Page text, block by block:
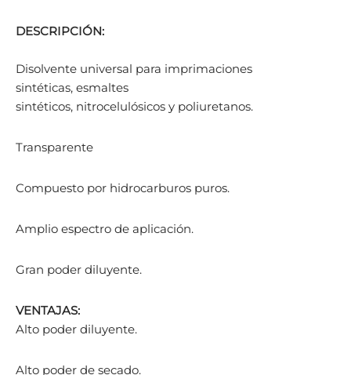
DESCRIPCIÓN:
Disolvente universal para imprimaciones
sintéticas, esmaltes
sintéticos, nitrocelulósicos y poliuretanos.
Transparente
Compuesto por hidrocarburos puros.
Amplio espectro de aplicación.
Gran poder diluyente.
VENTAJAS:
Alto poder diluyente.
Alto poder de secado.